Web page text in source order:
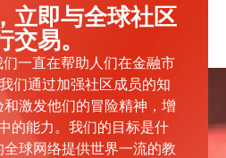
立即与全球社区
交易。
一直在帮助人们在金融市
们通过加强社区成员的知
激发他们的冒险精神，增
的能力。我们的目标是什
球网络提供世界一流的教